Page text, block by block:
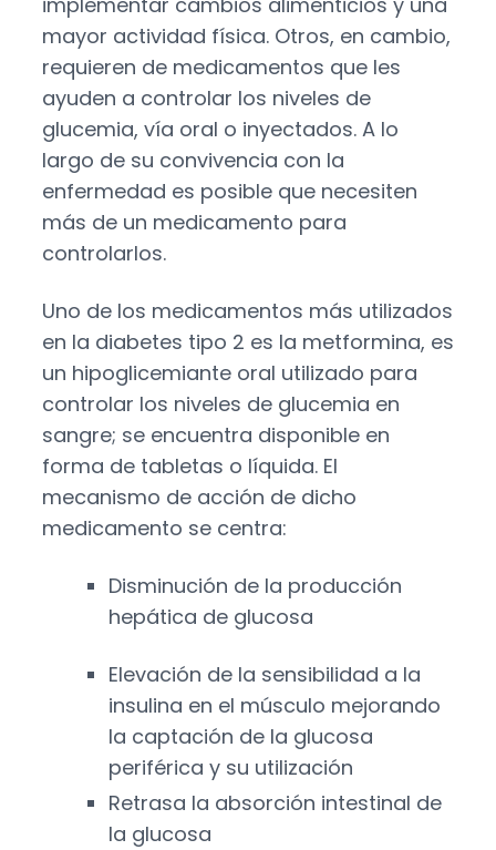
mayor actividad física. Otros, en cambio,
requieren de medicamentos que les
ayuden a controlar los niveles de
glucemia, vía oral o inyectados. A lo
largo de su convivencia con la
enfermedad es posible que necesiten
más de un medicamento para
controlarlos.
Uno de los medicamentos más utilizados
en la diabetes tipo 2 es la metformina, es
un hipoglicemiante oral utilizado para
controlar los niveles de glucemia en
sangre; se encuentra disponible en
forma de tabletas o líquida. El
mecanismo de acción de dicho
medicamento se centra:
Disminución de la producción
hepática de glucosa
Elevación de la sensibilidad a la
insulina en el músculo mejorando
la captación de la glucosa
periférica y su utilización
Retrasa la absorción intestinal de
la glucosa